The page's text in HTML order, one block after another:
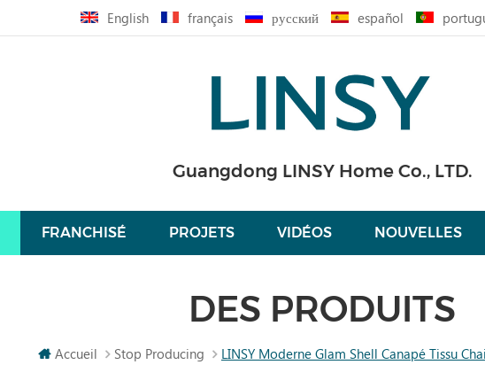
English français русский español
Guangdong LINSY Home Co., LTD.
FRANCHISÉ PROJETS VIDÉOS NOUVELLES
DES PRODUITS
Accueil Stop Producing LINSY Moderne Glam Shell Canapé Tissu